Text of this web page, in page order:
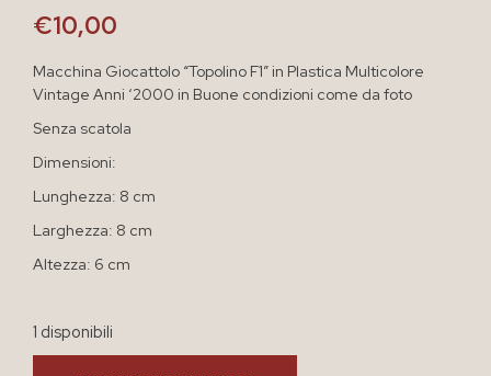
€10,00
Macchina Giocattolo “Topolino F1” in Plastica Multicolore
Vintage Anni ‘2000 in Buone condizioni come da foto
Senza scatola
Dimensioni:
Lunghezza: 8 cm
Larghezza: 8 cm
Altezza: 6 cm
1 disponibili